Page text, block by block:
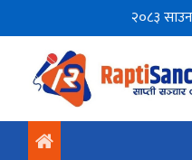
२०८३